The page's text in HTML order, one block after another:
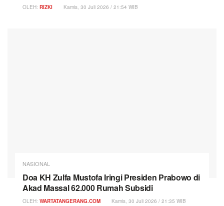
OLEH: RIZKI Kamis, 30 Juli 2026 / 21:54 WIB
NASIONAL
Doa KH Zulfa Mustofa Iringi Presiden Prabowo di
Akad Massal 62.000 Rumah Subsidi
OLEH: WARTATANGERANG.COM Kamis, 30 Juli 2026 / 21:35 WIB